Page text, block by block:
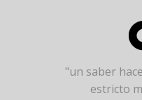
"un saber
estricto